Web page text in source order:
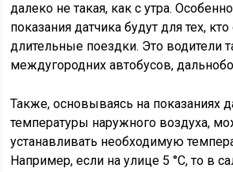
далеко не такая, как с утра.
показания датчика будут для тех,
длительные поездки. Это водители
междугородних автобусов,
Также, основываясь на показаниях
температуры наружного воздуха,
устанавливать необходимую
Например, если на улице 5 °C, то в